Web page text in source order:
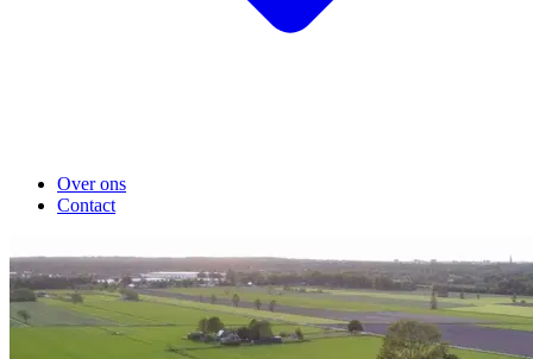
Over ons
Contact